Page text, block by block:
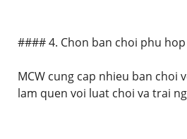
#### 4. Chon ban choi phu hop
MCW cung cap nhieu ban choi
lam quen voi luat choi va trai